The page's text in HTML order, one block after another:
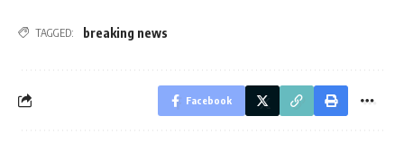
TAGGED: breaking news
Facebook